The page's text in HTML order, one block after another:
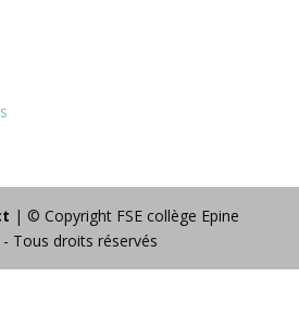
| © Copyright FSE collège Epine
- Tous droits réservés